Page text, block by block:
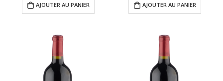
AJOUTER AU PANIER AJOUTER AU PANIER